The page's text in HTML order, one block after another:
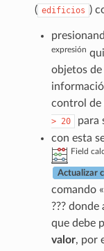
( edificios )
expresión
objetos de
control de
> 20
para
con esta
Field
Actualizar
comando
???
que debe
valor, por